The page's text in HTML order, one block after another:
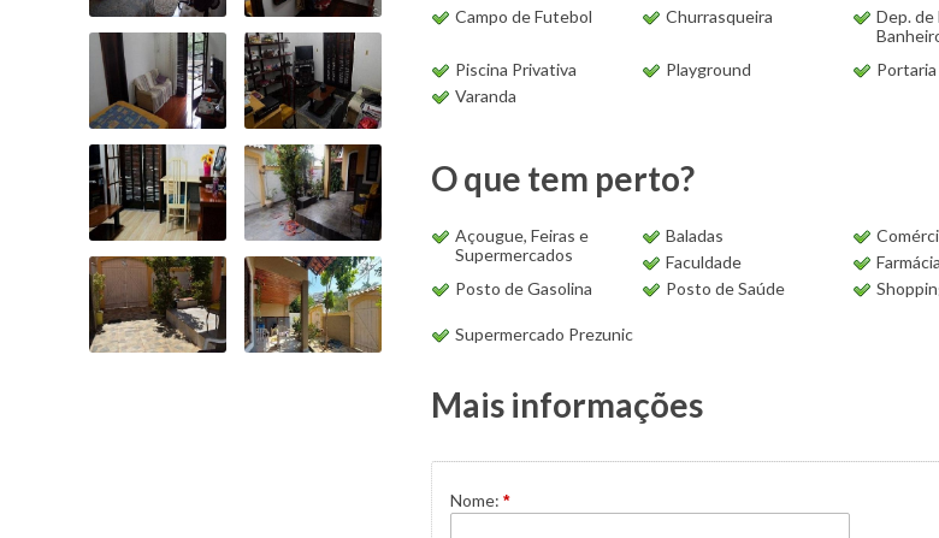
Campo de Futebol Churrasqueira
Dep. de
Piscina Privativa
Playground
Varanda
O que tem perto?
Açougue, Feiras e
Supermercados
Baladas
Faculdade
Farmácia
Posto de Gasolina
Posto de Saúde
Supermercado Prezunic
Mais informações
Nome: *